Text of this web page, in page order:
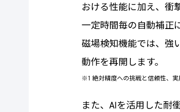
おける性能に加え、衝
一定時間毎の自動補正
磁場検知機能では、強
動作を再開します。
※1 絶対精度への挑戦と信頼性、実
また、AIを活用した耐